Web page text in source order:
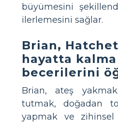
büyümesini
ilerlemesini sağlar.
Brian,
hayatta kalma
becerilerini
Brian, ateş
tutmak, doğadan
yapmak ve